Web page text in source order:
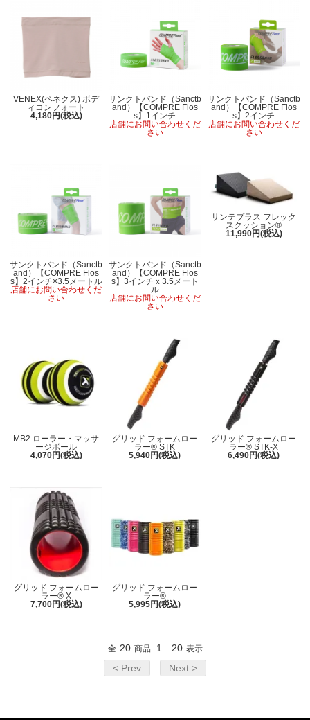
VENEX(ベネクス) ボデ
ィコンフォート
4,180円(税込)
サンクトバンド（Sanctb
and）【COMPRE Flos
s】1インチ
店舗にお問い合わせくだ
さい
サンクトバンド（Sanctb
and）【COMPRE Flos
s】2インチ
店舗にお問い合わせくだ
さい
サンクトバンド（Sanctb
and）【COMPRE Flos
s】2インチ×3.5メートル
店舗にお問い合わせくだ
さい
サンクトバンド（Sanctb
and）【COMPRE Flos
s】3インチｘ3.5メート
ル
店舗にお問い合わせくだ
さい
サンテプラス フレック
スクッション®
11,990円(税込)
MB2 ローラー・マッサ
ージボール
4,070円(税込)
グリッド フォームロー
ラー® STK
5,940円(税込)
グリッド フォームロー
ラー® STK-X
6,490円(税込)
グリッド フォームロー
ラー® X
7,700円(税込)
グリッド フォームロー
ラー®
5,995円(税込)
全 20 商品 1 - 20 表示
< Prev Next >